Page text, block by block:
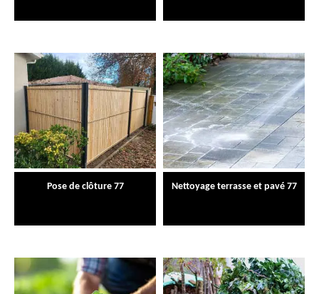
Pose de clôture 77 Nettoyage terrasse et pavé 77